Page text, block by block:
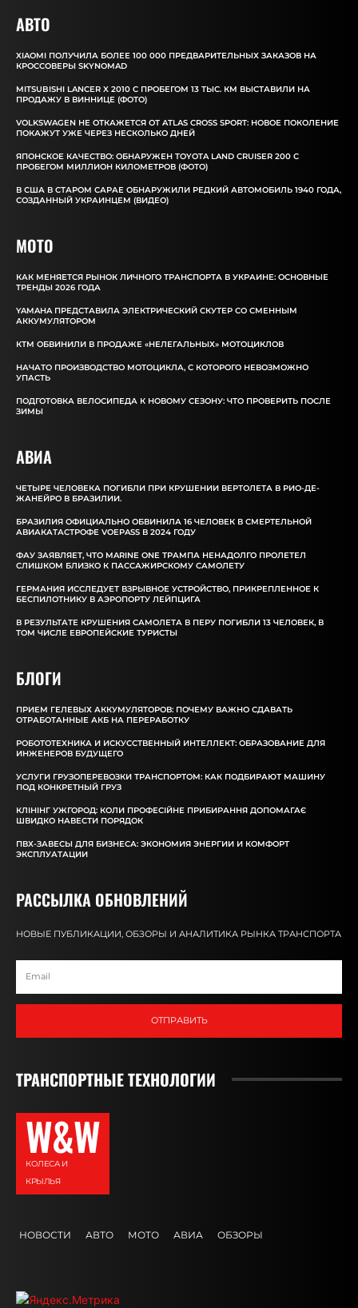
АВТО
XIAOMI ПОЛУЧИЛА БОЛЕЕ 100 000 ПРЕДВАРИТЕЛЬНЫХ ЗАКАЗОВ НА
КРОССОВЕРЫ SKYNOMAD
MITSUBISHI LANCER X 2010 С ПРОБЕГОМ 13 ТЫС. КМ ВЫСТАВИЛИ НА
ПРОДАЖУ В ВИННИЦЕ (ФОТО)
VOLKSWAGEN НЕ ОТКАЖЕТСЯ ОТ ATLAS CROSS SPORT: НОВОЕ ПОКОЛЕНИЕ
ПОКАЖУТ УЖЕ ЧЕРЕЗ НЕСКОЛЬКО ДНЕЙ
ЯПОНСКОЕ КАЧЕСТВО: ОБНАРУЖЕН TOYOTA LAND CRUISER 200 С
ПРОБЕГОМ МИЛЛИОН КИЛОМЕТРОВ (ФОТО)
В США В СТАРОМ САРАЕ ОБНАРУЖИЛИ РЕДКИЙ АВТОМОБИЛЬ 1940 ГОДА,
СОЗДАННЫЙ УКРАИНЦЕМ (ВИДЕО)
MOTO
КАК МЕНЯЕТСЯ РЫНОК ЛИЧНОГО ТРАНСПОРТА В УКРАИНЕ: ОСНОВНЫЕ
ТРЕНДЫ 2026 ГОДА
YAMAHA ПРЕДСТАВИЛА ЭЛЕКТРИЧЕСКИЙ СКУТЕР СО СМЕННЫМ
АККУМУЛЯТОРОМ
КТМ ОБВИНИЛИ В ПРОДАЖЕ «НЕЛЕГАЛЬНЫХ» МОТОЦИКЛОВ
НАЧАТО ПРОИЗВОДСТВО МОТОЦИКЛА, С КОТОРОГО НЕВОЗМОЖНО
УПАСТЬ
ПОДГОТОВКА ВЕЛОСИПЕДА К НОВОМУ СЕЗОНУ: ЧТО ПРОВЕРИТЬ ПОСЛЕ
ЗИМЫ
АВИА
ЧЕТЫРЕ ЧЕЛОВЕКА ПОГИБЛИ ПРИ КРУШЕНИИ ВЕРТОЛЕТА В РИО-ДЕ-
ЖАНЕЙРО В БРАЗИЛИИ.
БРАЗИЛИЯ ОФИЦИАЛЬНО ОБВИНИЛА 16 ЧЕЛОВЕК В СМЕРТЕЛЬНОЙ
АВИАКАТАСТРОФЕ VOEPASS В 2024 ГОДУ
ФАУ ЗАЯВЛЯЕТ, ЧТО MARINE ONE ТРАМПА НЕНАДОЛГО ПРОЛЕТЕЛ
СЛИШКОМ БЛИЗКО К ПАССАЖИРСКОМУ САМОЛЕТУ
ГЕРМАНИЯ ИССЛЕДУЕТ ВЗРЫВНОЕ УСТРОЙСТВО, ПРИКРЕПЛЕННОЕ К
БЕСПИЛОТНИКУ В АЭРОПОРТУ ЛЕЙПЦИГА
В РЕЗУЛЬТАТЕ КРУШЕНИЯ САМОЛЕТА В ПЕРУ ПОГИБЛИ 13 ЧЕЛОВЕК, В
ТОМ ЧИСЛЕ ЕВРОПЕЙСКИЕ ТУРИСТЫ
БЛОГИ
ПРИЕМ ГЕЛЕВЫХ АККУМУЛЯТОРОВ: ПОЧЕМУ ВАЖНО СДАВАТЬ
ОТРАБОТАННЫЕ АКБ НА ПЕРЕРАБОТКУ
РОБОТОТЕХНИКА И ИСКУССТВЕННЫЙ ИНТЕЛЛЕКТ: ОБРАЗОВАНИЕ ДЛЯ
ИНЖЕНЕРОВ БУДУЩЕГО
УСЛУГИ ГРУЗОПЕРЕВОЗКИ ТРАНСПОРТОМ: КАК ПОДБИРАЮТ МАШИНУ
ПОД КОНКРЕТНЫЙ ГРУЗ
КЛІНІНГ УЖГОРОД: КОЛИ ПРОФЕСІЙНЕ ПРИБИРАННЯ ДОПОМАГАЄ
ШВИДКО НАВЕСТИ ПОРЯДОК
ПВХ-ЗАВЕСЫ ДЛЯ БИЗНЕСА: ЭКОНОМИЯ ЭНЕРГИИ И КОМФОРТ
ЭКСПЛУАТАЦИИ
РАССЫЛКА ОБНОВЛЕНИЙ
НОВЫЕ ПУБЛИКАЦИИ, ОБЗОРЫ И АНАЛИТИКА РЫНКА ТРАНСПОРТА
ОТПРАВИТЬ
ТРАНСПОРТНЫЕ ТЕХНОЛОГИИ
W&W
КОЛЕСА И
КРЫЛЬЯ
НОВОСТИ АВТО МОТО АВИА ОБЗОРЫ